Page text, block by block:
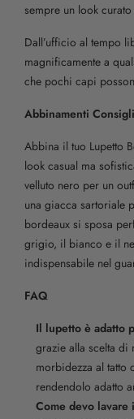
sempre un look
Dall’ufficio al tempo
magnificamente a
che pochi capi
Abbinamenti
Abbina il tuo Lupetto
look casual ma
velluto nero per un
una giacca sartoriale
bordeaux si sposa
grigio, il bianco e il
indispensabile nel
FAQ
Il lupetto è adatto
grazie alla scelta di
morbidezza al
rendendolo adatto
Come devo lavare